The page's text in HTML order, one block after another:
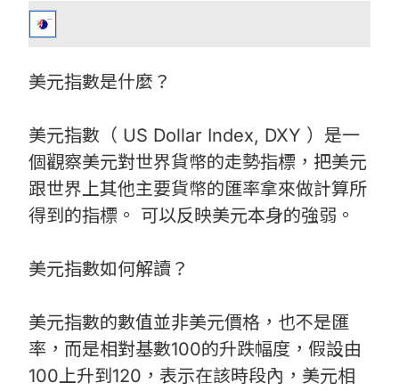
美元指數是什麼？
美元指數（ US Dollar Index, DXY ）是一
個觀察美元對世界貨幣的走勢指標，把美元
跟世界上其他主要貨幣的匯率拿來做計算所
得到的指標。 可以反映美元本身的強弱。
美元指數如何解讀？
美元指數的數值並非美元價格，也不是匯
率，而是相對基數100的升跌幅度，假設由
100上升到120，表示在該時段內，美元相